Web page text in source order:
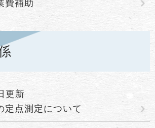
費補助
更新
定点測定について